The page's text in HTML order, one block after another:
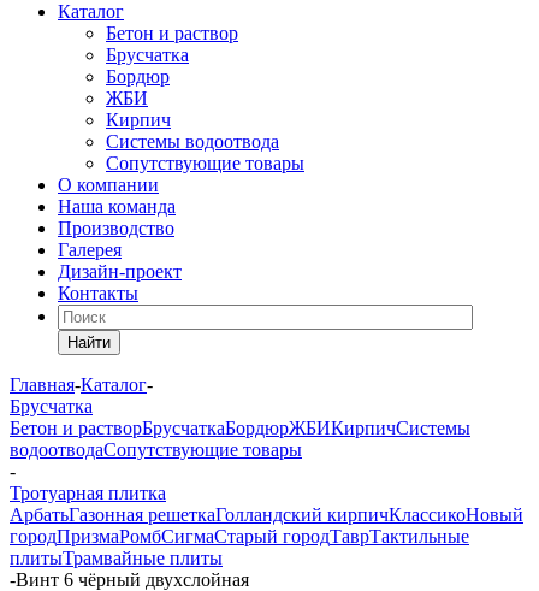
Каталог
Бетон и раствор
Брусчатка
Бордюр
ЖБИ
Кирпич
Системы водоотвода
Сопутствующие товары
О компании
Наша команда
Производство
Галерея
Дизайн-проект
Контакты
Найти
Главная-Каталог-
Брусчатка
Бетон и растворБрусчаткаБордюрЖБИКирпичСистемы
водоотводаСопутствующие товары
-
Тротуарная плитка
АрбатьГазонная решеткаГолландский кирпичКлассикоНовый
городПризмаРомбСигмаСтарый городТаврТактильные
плитыТрамвайные плиты
-Винт 6 чёрный двухслойная